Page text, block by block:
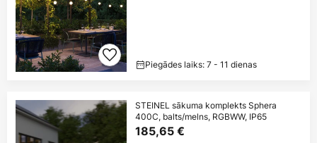
Piegādes laiks: 7 - 11 dienas
STEINEL sākuma komplekts Sphera
400C, balts/melns, RGBWW, IP65
185,65 €